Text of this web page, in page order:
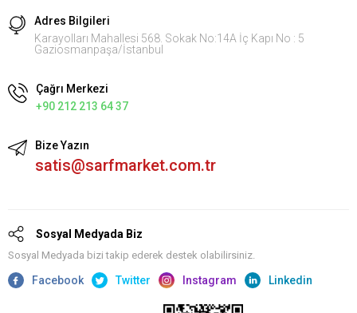
Adres Bilgileri
Karayolları Mahallesi 568. Sokak No:14A İç Kapı No : 5
Gaziosmanpaşa/İstanbul
Çağrı Merkezi
+90 212 213 64 37
Bize Yazın
satis@sarfmarket.com.tr
Sosyal Medyada Biz
Sosyal Medyada bizi takip ederek destek olabilirsiniz.
Facebook Twitter Instagram Linkedin